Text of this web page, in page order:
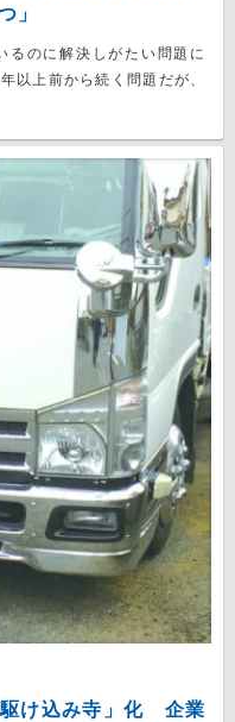
」
るのに解決しがたい問題に
以上前から続く問題だが、
駆け込み寺」化 企業